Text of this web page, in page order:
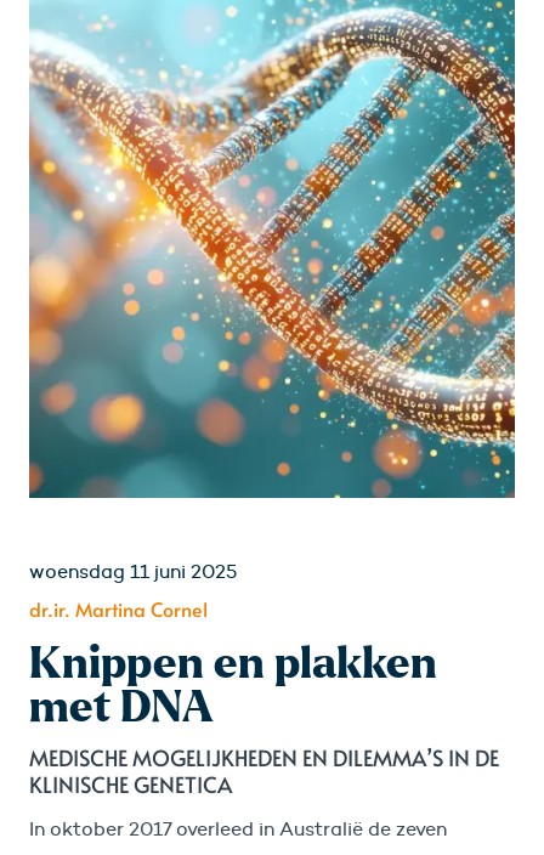
woensdag 11 juni 2025
dr.ir. Martina Cornel
Knippen en plakken
met DNA
MEDISCHE MOGELIJKHEDEN EN DILEMMA’S IN DE
KLINISCHE GENETICA
In oktober 2017 overleed in Australië de zeven